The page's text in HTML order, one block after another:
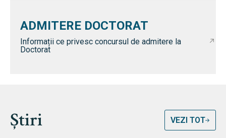
ADMITERE DOCTORAT
Informații ce privesc concursul de admitere la
Doctorat
Știri VEZI TOT